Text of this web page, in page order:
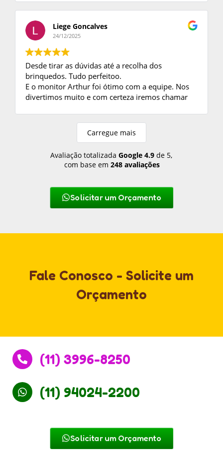
Só tenho a agradecer, as crianças se divertiram
muito com os brinquedos e o monitor foi ótimo.
Liege Goncalves
24/12/2025
Desde tirar as dúvidas até a recolha dos
brinquedos. Tudo perfeitoo.
E o monitor Arthur foi ótimo com a equipe. Nos
divertimos muito e com certeza iremos chamar
Carregue mais
Avaliação totalizada Google 4.9de 5,
com base em 248 avaliações
Solicitar um Orçamento
Fale Conosco - Solicite um
Orçamento
(11) 3996-8250
(11) 94024-2200
Solicitar um Orçamento